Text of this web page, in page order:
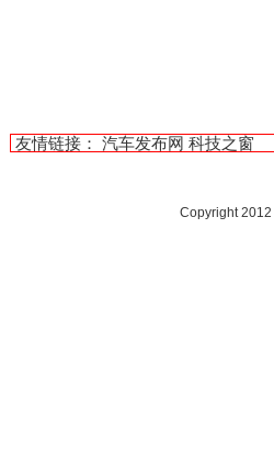
友情链接： 汽车发布网 科技之窗
Copyright 2012